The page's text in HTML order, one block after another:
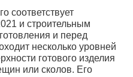
соответствует
и строительным
и перед
несколько уровней
готового изделия
или сколов. Его